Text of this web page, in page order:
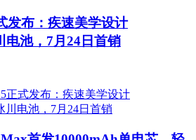
发布：疾速美学设计
电池，7月24日首销